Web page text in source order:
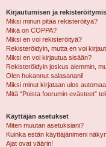
Kirjautumisen ja
Miksi minun pitää rekisteröityä?
Mikä on COPPA?
Miksi en voi rekisteröityä?
Rekisteröidyin, mutta en voi
Miksi en voi kirjautua sisään?
Rekisteröidyin joskus aiemmin,
Olen hukannut salasanani!
Miksi minut kirjataan ulos
Mitä “Poista foorumin evästeet”
Käyttäjän asetukset
Miten muutan asetuksiani?
Kuinka estän käyttäjänimeni
Ajat ovat väärin!